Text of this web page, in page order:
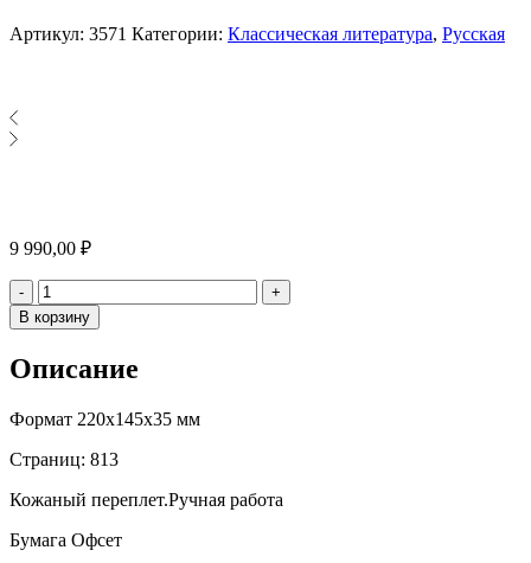
Артикул: 3571 Категории: Классическая литература, Русская
9 990,00 ₽
- Количество
+
В корзину
Описание
Формат 220x145x35 мм
Страниц: 813
Кожаный переплет.Ручная работа
Бумага Офсет